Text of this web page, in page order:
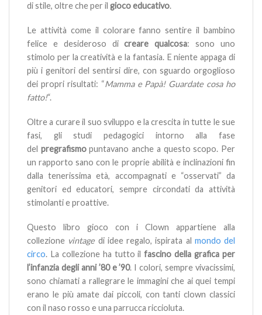
di stile, oltre che per il gioco educativo.
Le attività come il colorare fanno sentire il bambino
felice e desideroso dicreare qualcosa: sono uno
stimolo per la creatività e la fantasia. E niente appaga di
più i genitori del sentirsi dire, con sguardo orgoglioso
dei propri risultati: “Mamma e Papà! Guardate cosa ho
fatto!“.
Oltre a curare il suo sviluppo e la crescita in tutte le sue
fasi, gli studi pedagogici intorno alla fase
del pregrafismopuntavano anche a questo scopo. Per
un rapporto sano con le proprie abilità e inclinazioni fin
dalla tenerissima età, accompagnati e “osservati” da
genitori ed educatori, sempre circondati da attività
stimolanti e proattive.
Questo libro gioco con i Clown appartiene alla
collezione vintage di idee regalo, ispirata al mondo del
circo. La collezione ha tutto ilfascino della grafica per
l’infanzia degli anni ’80 e ’90. I colori, sempre vivacissimi,
sono chiamati a rallegrare le immagini che ai quei tempi
erano le più amate dai piccoli, con tanti clown classici
con il naso rosso e una parrucca riccioluta.